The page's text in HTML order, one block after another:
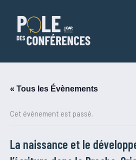
« Tous les Évènements
Cet évènement est passé.
La naissance et le